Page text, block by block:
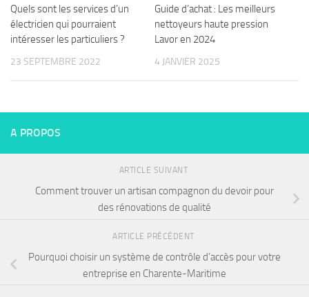
Quels sont les services d’un
électricien qui pourraient
intéresser les particuliers ?
23 SEPTEMBRE 2022
Guide d’achat : Les meilleurs
nettoyeurs haute pression
Lavor en 2024
4 JANVIER 2025
A PROPOS
ARTICLE SUIVANT
Comment trouver un artisan compagnon du devoir pour
des rénovations de qualité
ARTICLE PRÉCÉDENT
Pourquoi choisir un système de contrôle d’accès pour votre
entreprise en Charente-Maritime